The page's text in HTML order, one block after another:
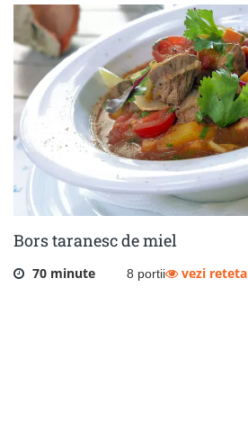
Bors taranesc de miel
70 minute 8 portii vezi reteta